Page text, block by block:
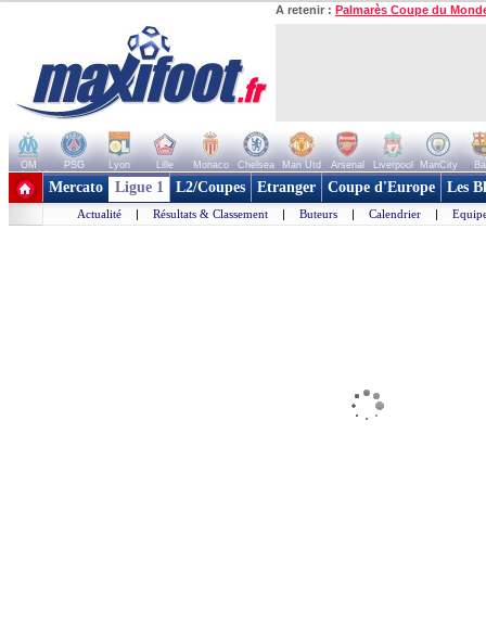
A retenir : Palmarès Coupe du
OM PSG Lyon Lille Monaco Chelsea Man Utd Arsenal Liverpool ManCity
+ de clubs
Mercato Ligue 1 L2/Coupes Etranger Coupe d'Europe Les
Actualité | Résultats & Classement | Buteurs | Calendrier |